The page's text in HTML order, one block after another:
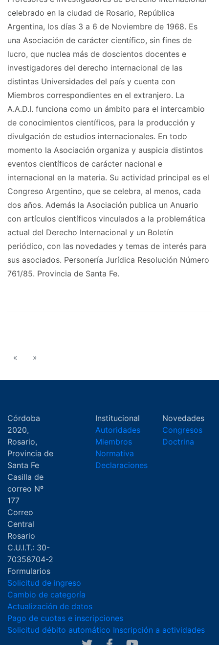
celebrado en la ciudad de Rosario, República
Argentina, los días 3 a 6 de Noviembre de 1968. Es
una Asociación de carácter científico, sin fines de
lucro, que nuclea más de doscientos docentes e
investigadores del derecho internacional de las
distintas Universidades del país y cuenta con
Miembros correspondientes en el extranjero. La
A.A.D.I. funciona como un ámbito para el intercambio
de conocimientos científicos, para la producción y
divulgación de estudios internacionales. En todo
momento la Asociación organiza y auspicia distintos
eventos científicos de carácter nacional e
internacional en la materia. Su actividad principal es el
Congreso Argentino, que se celebra, al menos, cada
dos años. Además la Asociación publica un Anuario
con artículos científicos vinculados a la problemática
actual del Derecho Internacional y un Boletín
periódico, con las novedades y temas de interés para
sus asociados. Personería Jurídica Resolución Número
761/85. Provincia de Santa Fe.
« »
Córdoba
2020,
Rosario,
Provincia de
Santa Fe
Casilla de
correo Nº
177
Correo
Central
Rosario
C.U.I.T.: 30-
70358704-2
Institucional
Autoridades
Miembros
Normativa
Declaraciones
Novedades
Congresos
Doctrina
Formularios
Solicitud de ingreso
Cambio de categoría
Actualización de datos
Pago de cuotas e inscripciones
Solicitud débito automático Inscripción a actividades